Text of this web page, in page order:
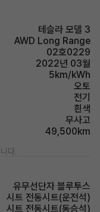
테슬라 모델 3
AWD Long Range
02호0229
2022년 03월
5km/kWh
오토
전기
흰색
무사고
49,500km
다.
유무선단자 블루투스
시트 전동시트(운전석)
시트 전동시트(동승석)